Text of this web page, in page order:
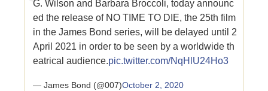
G. Wilson and Barbara Broccoli, today announc
ed the release of NO TIME TO DIE, the 25th film
in the James Bond series, will be delayed until 2
April 2021 in order to be seen by a worldwide th
eatrical audience.pic.twitter.com/NqHlU24Ho3
— James Bond (@007)October 2, 2020